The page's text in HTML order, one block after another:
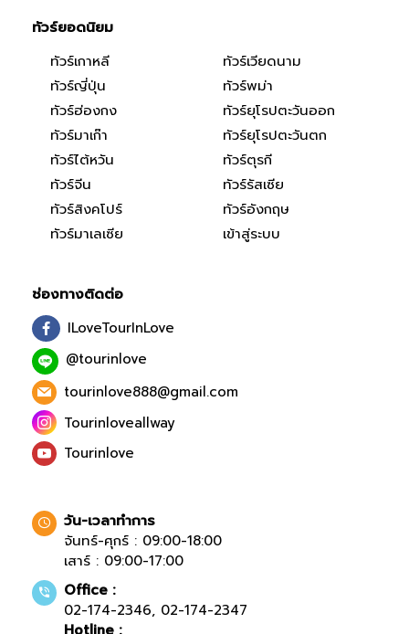
ทัวร์ยอดนิยม
ทัวร์เกาหลี
ทัวร์ญี่ปุ่น
ทัวร์ฮ่องกง
ทัวร์มาเก๊า
ทัวร์ไต้หวัน
ทัวร์จีน
ทัวร์สิงคโปร์
ทัวร์มาเลเซีย
ทัวร์เวียดนาม
ทัวร์พม่า
ทัวร์ยุโรปตะวันออก
ทัวร์ยุโรปตะวันตก
ทัวร์ตุรกี
ทัวร์รัสเซีย
ทัวร์อังกฤษ
เข้าสู่ระบบ
ช่องทางติดต่อ
ILoveTourInLove
@tourinlove
tourinlove888@gmail.com
Tourinloveallway
Tourinlove
วัน-เวลาทำการ
จันทร์-ศุกร์ : 09:00-18:00
เสาร์ : 09:00-17:00
Office :
02-174-2346, 02-174-2347